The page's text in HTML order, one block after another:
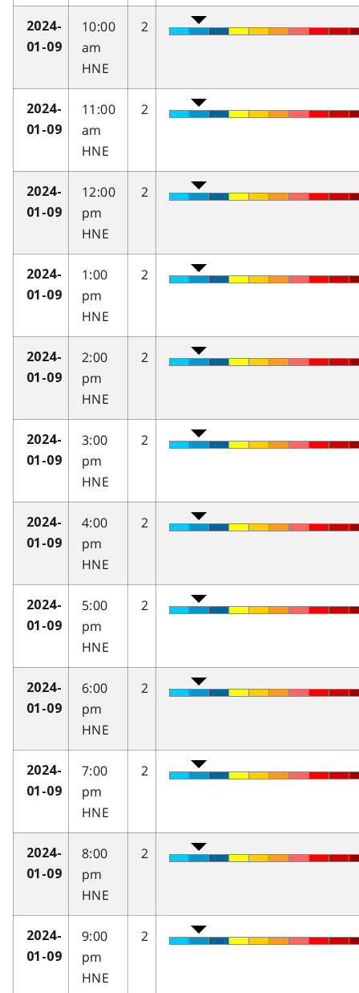
2024-
01-09
10:00
am
HNE
2
2024-
01-09
11:00
am
HNE
2
2024-
01-09
12:00
pm
HNE
2
2024-
01-09
1:00
pm
HNE
2
2024-
01-09
2:00
pm
HNE
2
2024-
01-09
3:00
pm
HNE
2
2024-
01-09
4:00
pm
HNE
2
2024-
01-09
5:00
pm
HNE
2
2024-
01-09
6:00
pm
HNE
2
2024-
01-09
7:00
pm
HNE
2
2024-
01-09
8:00
pm
HNE
2
2024-
01-09
9:00
pm
HNE
2